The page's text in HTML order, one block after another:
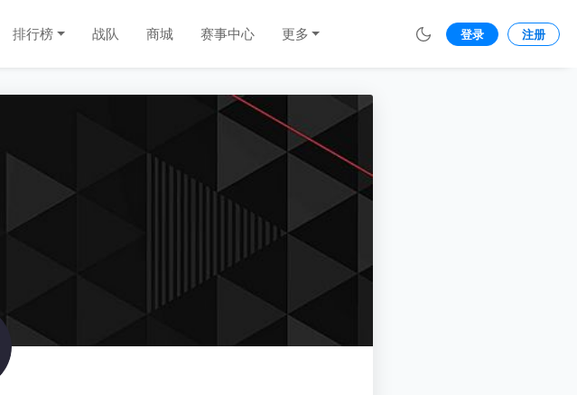
排行榜 战队 商城 赛事中心 更多 登录 注册